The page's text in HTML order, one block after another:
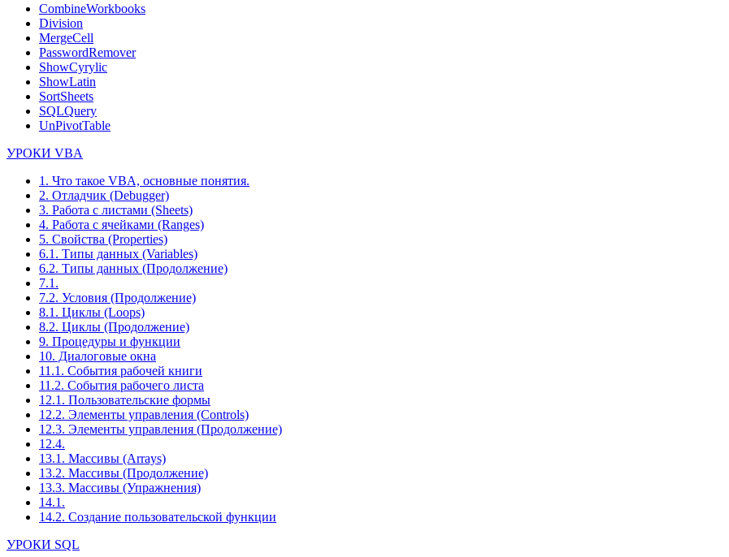
CombineWorkbooks
Division
MergeCell
PasswordRemover
ShowCyrylic
ShowLatin
SortSheets
SQLQuery
UnPivotTable
УРОКИ VBA
1. Что такое VBA, основные понятия.
2. Отладчик (Debugger)
3. Работа с листами (Sheets)
4. Работа с ячейками (Ranges)
5. Свойства (Properties)
6.1. Типы данных (Variables)
6.2. Типы данных (Продолжение)
7.1.
7.2. Условия (Продолжение)
8.1. Циклы (Loops)
8.2. Циклы (Продолжение)
9. Процедуры и функции
10. Диалоговые окна
11.1. События рабочей книги
11.2. События рабочего листа
12.1. Пользовательские формы
12.2. Элементы управления (Controls)
12.3. Элементы управления (Продолжение)
12.4.
13.1. Массивы (Arrays)
13.2. Массивы (Продолжение)
13.3. Массивы (Упражнения)
14.1.
14.2. Создание пользовательской функции
УРОКИ SQL